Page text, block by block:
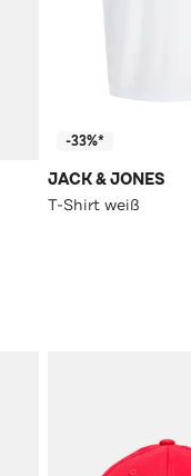
-33%*
JACK & JONES
T-Shirt weiß